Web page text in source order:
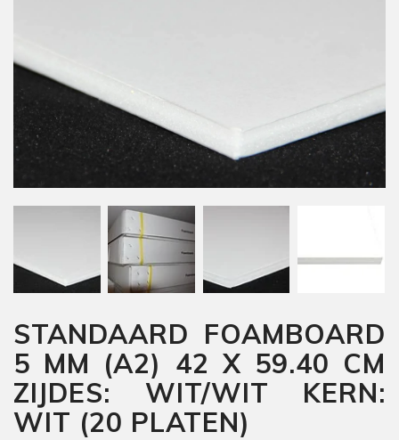
STANDAARD FOAMBOARD
5 MM (A2) 42 X 59.40 CM
ZIJDES: WIT/WIT KERN:
WIT (20 PLATEN)